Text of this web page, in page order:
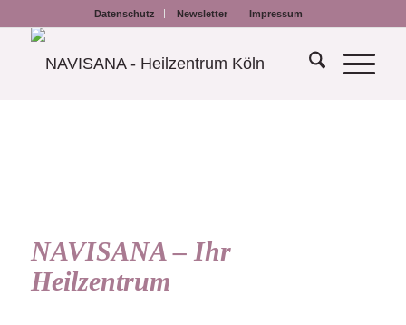
Datenschutz Newsletter Impressum
NAVISANA – Ihr
Heilzentrum